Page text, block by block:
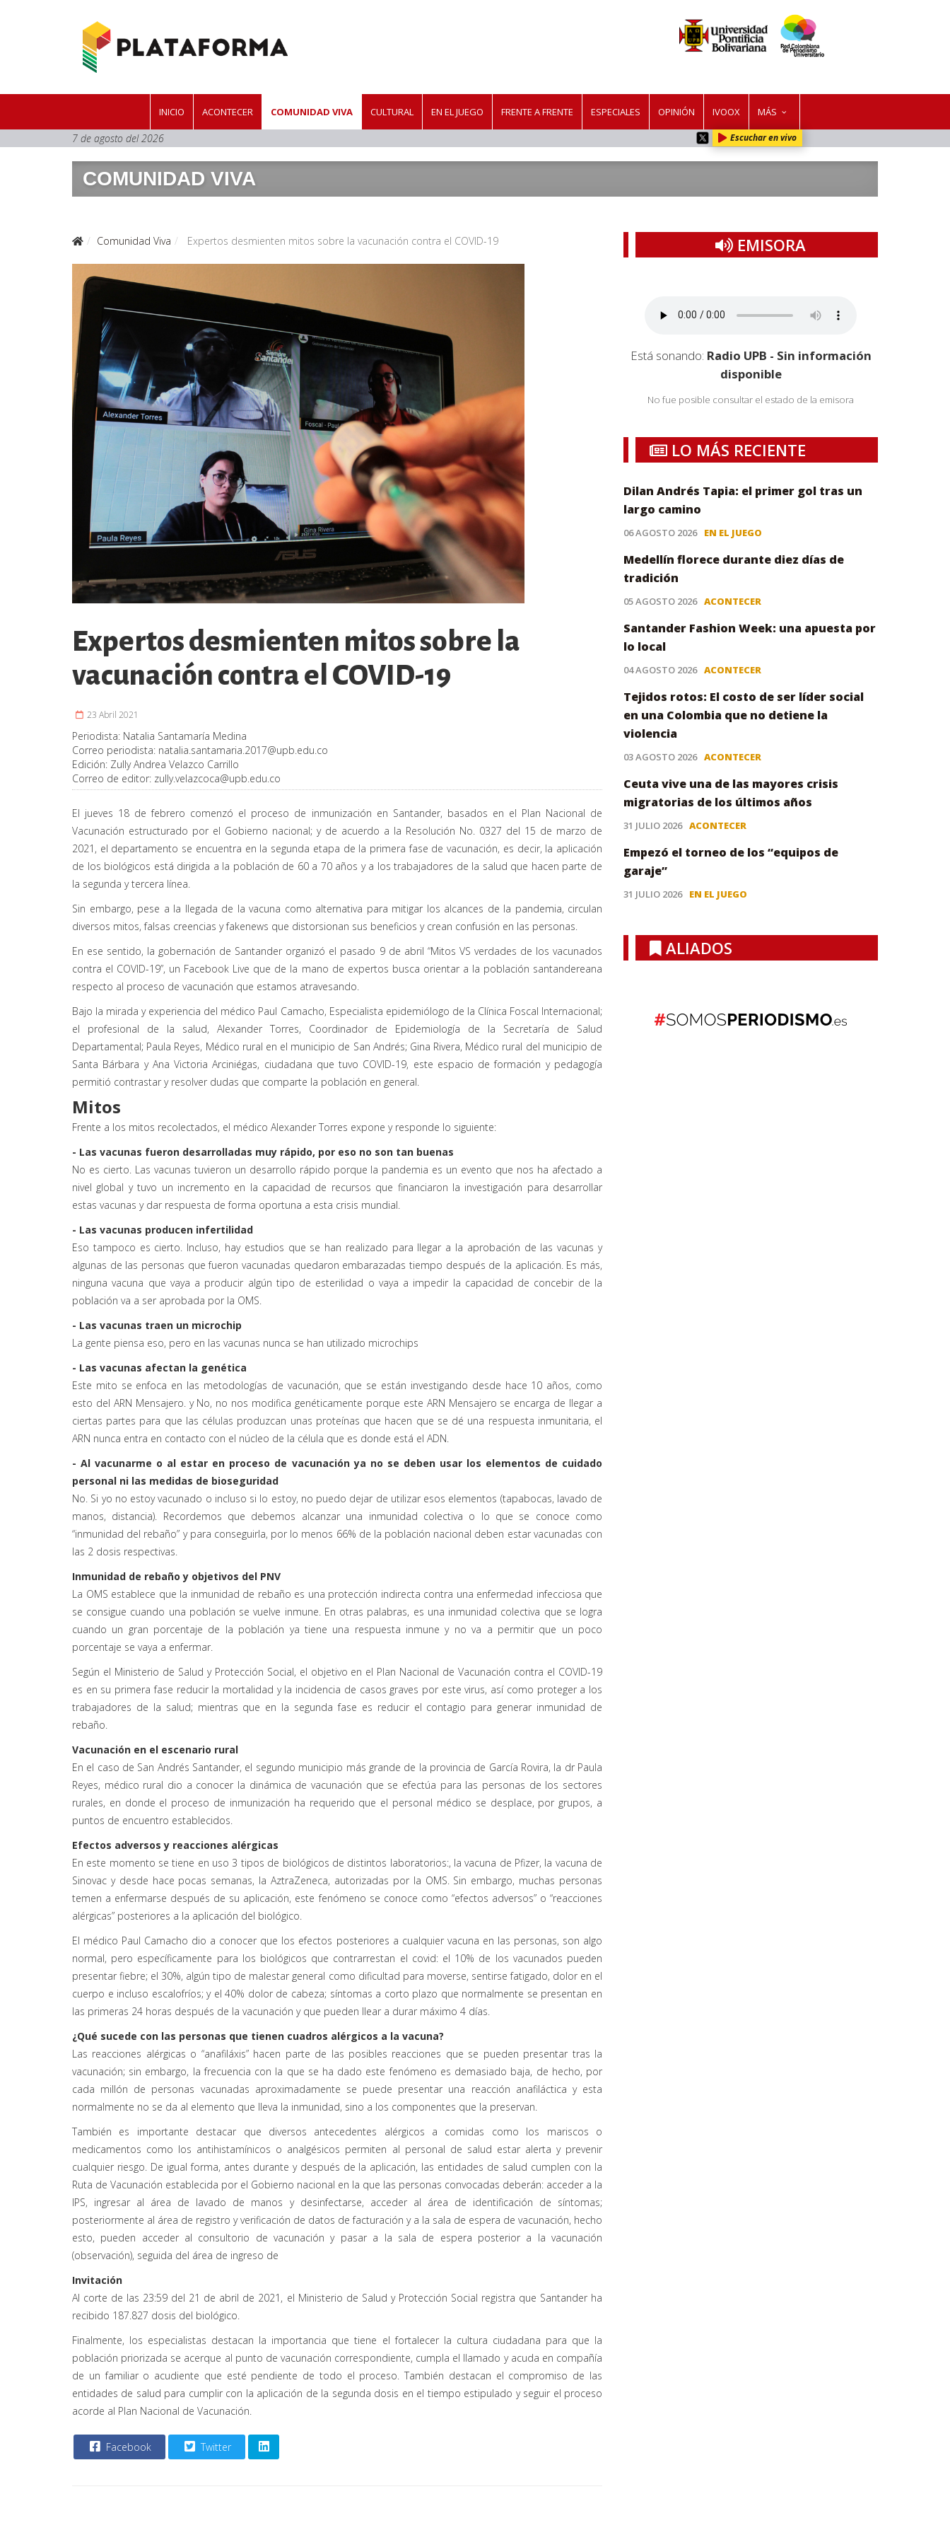
INICIO ACONTECER COMUNIDAD VIVA CULTURAL EN EL JUEGO FRENTE A FRENTE ESPECIALES OPINIÓN IVOOX MÁS
7 de agosto del 2026 Escuchar en vivo
COMUNIDAD VIVA
Comunidad Viva Expertos desmienten mitos sobre la vacunación contra el COVID-19
Expertos desmienten mitos sobre la
vacunación contra el COVID-19
23 Abril 2021
Periodista: Natalia Santamaría Medina
Correo periodista: natalia.santamaria.2017@upb.edu.co
Edición: Zully Andrea Velazco Carrillo
Correo de editor: zully.velazcoca@upb.edu.co
El jueves 18 de febrero comenzó el proceso de inmunización en Santander, basados en el Plan Nacional de
Vacunación estructurado por el Gobierno nacional; y de acuerdo a la Resolución No. 0327 del 15 de marzo de
2021, el departamento se encuentra en la segunda etapa de la primera fase de vacunación, es decir, la aplicación
de los biológicos está dirigida a la población de 60 a 70 años y a los trabajadores de la salud que hacen parte de
la segunda y tercera línea.
Sin embargo, pese a la llegada de la vacuna como alternativa para mitigar los alcances de la pandemia, circulan
diversos mitos, falsas creencias y fakenews que distorsionan sus beneficios y crean confusión en las personas.
En ese sentido, la gobernación de Santander organizó el pasado 9 de abril “Mitos VS verdades de los vacunados
contra el COVID-19”, un Facebook Live que de la mano de expertos busca orientar a la población santandereana
respecto al proceso de vacunación que estamos atravesando.
Bajo la mirada y experiencia del médico Paul Camacho, Especialista epidemiólogo de la Clínica Foscal Internacional;
el profesional de la salud, Alexander Torres, Coordinador de Epidemiología de la Secretaría de Salud
Departamental; Paula Reyes, Médico rural en el municipio de San Andrés; Gina Rivera, Médico rural del municipio de
Santa Bárbara y Ana Victoria Arciniégas, ciudadana que tuvo COVID-19, este espacio de formación y pedagogía
permitió contrastar y resolver dudas que comparte la población en general.
Mitos
Frente a los mitos recolectados, el médico Alexander Torres expone y responde lo siguiente:
- Las vacunas fueron desarrolladas muy rápido, por eso no son tan buenas
No es cierto. Las vacunas tuvieron un desarrollo rápido porque la pandemia es un evento que nos ha afectado a
nivel global y tuvo un incremento en la capacidad de recursos que financiaron la investigación para desarrollar
estas vacunas y dar respuesta de forma oportuna a esta crisis mundial.
- Las vacunas producen infertilidad
Eso tampoco es cierto. Incluso, hay estudios que se han realizado para llegar a la aprobación de las vacunas y
algunas de las personas que fueron vacunadas quedaron embarazadas tiempo después de la aplicación. Es más,
ninguna vacuna que vaya a producir algún tipo de esterilidad o vaya a impedir la capacidad de concebir de la
población va a ser aprobada por la OMS.
- Las vacunas traen un microchip
La gente piensa eso, pero en las vacunas nunca se han utilizado microchips
- Las vacunas afectan la genética
Este mito se enfoca en las metodologías de vacunación, que se están investigando desde hace 10 años, como
esto del ARN Mensajero. y No, no nos modifica genéticamente porque este ARN Mensajero se encarga de llegar a
ciertas partes para que las células produzcan unas proteínas que hacen que se dé una respuesta inmunitaria, el
ARN nunca entra en contacto con el núcleo de la célula que es donde está el ADN.
- Al vacunarme o al estar en proceso de vacunación ya no se deben usar los elementos de cuidado
personal ni las medidas de bioseguridad
No. Si yo no estoy vacunado o incluso si lo estoy, no puedo dejar de utilizar esos elementos (tapabocas, lavado de
manos, distancia). Recordemos que debemos alcanzar una inmunidad colectiva o lo que se conoce como
“inmunidad del rebaño” y para conseguirla, por lo menos 66% de la población nacional deben estar vacunadas con
las 2 dosis respectivas.
Inmunidad de rebaño y objetivos del PNV
La OMS establece que la inmunidad de rebaño es una protección indirecta contra una enfermedad infecciosa que
se consigue cuando una población se vuelve inmune. En otras palabras, es una inmunidad colectiva que se logra
cuando un gran porcentaje de la población ya tiene una respuesta inmune y no va a permitir que un poco
porcentaje se vaya a enfermar.
Según el Ministerio de Salud y Protección Social, el objetivo en el Plan Nacional de Vacunación contra el COVID-19
es en su primera fase reducir la mortalidad y la incidencia de casos graves por este virus, así como proteger a los
trabajadores de la salud; mientras que en la segunda fase es reducir el contagio para generar inmunidad de
rebaño.
Vacunación en el escenario rural
En el caso de San Andrés Santander, el segundo municipio más grande de la provincia de García Rovira, la dr Paula
Reyes, médico rural dio a conocer la dinámica de vacunación que se efectúa para las personas de los sectores
rurales, en donde el proceso de inmunización ha requerido que el personal médico se desplace, por grupos, a
puntos de encuentro establecidos.
Efectos adversos y reacciones alérgicas
En este momento se tiene en uso 3 tipos de biológicos de distintos laboratorios:, la vacuna de Pfizer, la vacuna de
Sinovac y desde hace pocas semanas, la AztraZeneca, autorizadas por la OMS. Sin embargo, muchas personas
temen a enfermarse después de su aplicación, este fenómeno se conoce como “efectos adversos” o “reacciones
alérgicas” posteriores a la aplicación del biológico.
El médico Paul Camacho dio a conocer que los efectos posteriores a cualquier vacuna en las personas, son algo
normal, pero específicamente para los biológicos que contrarrestan el covid: el 10% de los vacunados pueden
presentar fiebre; el 30%, algún tipo de malestar general como dificultad para moverse, sentirse fatigado, dolor en el
cuerpo e incluso escalofríos; y el 40% dolor de cabeza; síntomas a corto plazo que normalmente se presentan en
las primeras 24 horas después de la vacunación y que pueden llear a durar máximo 4 días.
¿Qué sucede con las personas que tienen cuadros alérgicos a la vacuna?
Las reacciones alérgicas o “anafiláxis” hacen parte de las posibles reacciones que se pueden presentar tras la
vacunación; sin embargo, la frecuencia con la que se ha dado este fenómeno es demasiado baja, de hecho, por
cada millón de personas vacunadas aproximadamente se puede presentar una reacción anafiláctica y esta
normalmente no se da al elemento que lleva la inmunidad, sino a los componentes que la preservan.
También es importante destacar que diversos antecedentes alérgicos a comidas como los mariscos o
medicamentos como los antihistamínicos o analgésicos permiten al personal de salud estar alerta y prevenir
cualquier riesgo. De igual forma, antes durante y después de la aplicación, las entidades de salud cumplen con la
Ruta de Vacunación establecida por el Gobierno nacional en la que las personas convocadas deberán: acceder a la
IPS, ingresar al área de lavado de manos y desinfectarse, acceder al área de identificación de síntomas;
posteriormente al área de registro y verificación de datos de facturación y a la sala de espera de vacunación, hecho
esto, pueden acceder al consultorio de vacunación y pasar a la sala de espera posterior a la vacunación
(observación), seguida del área de ingreso de
Invitación
Al corte de las 23:59 del 21 de abril de 2021, el Ministerio de Salud y Protección Social registra que Santander ha
recibido 187.827 dosis del biológico.
Finalmente, los especialistas destacan la importancia que tiene el fortalecer la cultura ciudadana para que la
población priorizada se acerque al punto de vacunación correspondiente, cumpla el llamado y acuda en compañía
de un familiar o acudiente que esté pendiente de todo el proceso. También destacan el compromiso de las
entidades de salud para cumplir con la aplicación de la segunda dosis en el tiempo estipulado y seguir el proceso
acorde al Plan Nacional de Vacunación.
Facebook Twitter
EMISORA
Está sonando: Radio UPB - Sin información
disponible
No fue posible consultar el estado de la emisora
LO MÁS RECIENTE
Dilan Andrés Tapia: el primer gol tras un
largo camino
06 AGOSTO 2026 EN EL JUEGO
Medellín florece durante diez días de
tradición
05 AGOSTO 2026 ACONTECER
Santander Fashion Week: una apuesta por
lo local
04 AGOSTO 2026 ACONTECER
Tejidos rotos: El costo de ser líder social
en una Colombia que no detiene la
violencia
03 AGOSTO 2026 ACONTECER
Ceuta vive una de las mayores crisis
migratorias de los últimos años
31 JULIO 2026 ACONTECER
Empezó el torneo de los “equipos de
garaje”
31 JULIO 2026 EN EL JUEGO
ALIADOS